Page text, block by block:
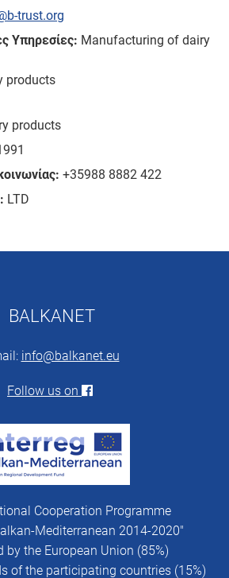
trust.org
Υπηρεσίες: Manufacturing of dairy
products
products
+35988 8882 422
LTD
BALKANET
info@balkanet.eu
Follow us on
Cooperation Programme
Mediterranean 2014-2020"
by the European Union (85%)
of the participating countries (15%)